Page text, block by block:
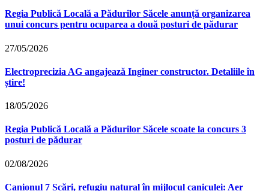
Regia Publică Locală a Pădurilor Săcele anunță organizarea
unui concurs pentru ocuparea a două posturi de pădurar
27/05/2026
Electroprecizia AG angajează Inginer constructor. Detaliile în
știre!
18/05/2026
Regia Publică Locală a Pădurilor Săcele scoate la concurs 3
posturi de pădurar
02/08/2026
Canionul 7 Scări, refugiu natural în mijlocul caniculei: Aer